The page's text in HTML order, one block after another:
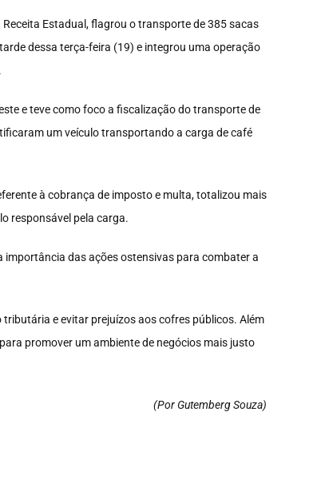
Estadual, flagrou o transporte de 385 sacas
dessa terça-feira (19) e integrou uma operação
e teve como foco a fiscalização do transporte de
um veículo transportando a carga de café
à cobrança de imposto e multa, totalizou mais
responsável pela carga.
importância das ações ostensivas para combater a
e evitar prejuízos aos cofres públicos. Além
promover um ambiente de negócios mais justo
(Por Gutemberg Souza)